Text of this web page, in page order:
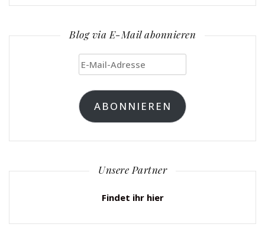
Blog via E-Mail abonnieren
E-
Mail-
Adresse
ABONNIEREN
Unsere Partner
Findet ihr hier